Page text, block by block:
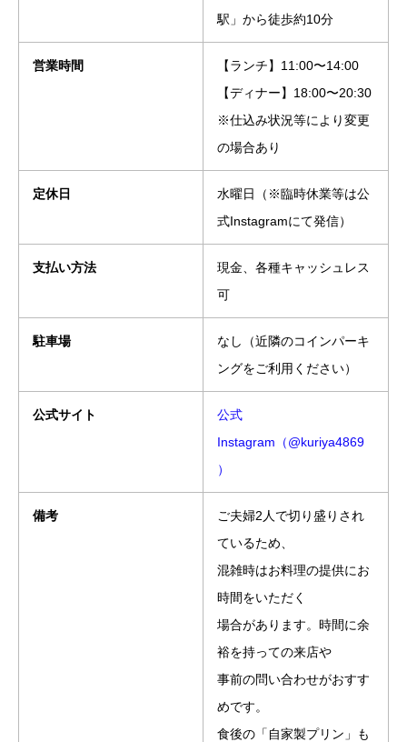
駅」から徒歩約10分
営業時間
【ランチ】11:00〜14:00
【ディナー】18:00〜20:30
※仕込み状況等により変更
の場合あり
定休日
水曜日（※臨時休業等は公
式Instagramにて発信）
支払い方法
現金、各種キャッシュレス
可
駐車場
なし（近隣のコインパーキ
ングをご利用ください）
公式サイト
公式
Instagram（@kuriya4869
）
備考
ご夫婦2人で切り盛りされ
ているため、
混雑時はお料理の提供にお
時間をいただく
場合があります。時間に余
裕を持っての来店や
事前の問い合わせがおすす
めです。
食後の「自家製プリン」も